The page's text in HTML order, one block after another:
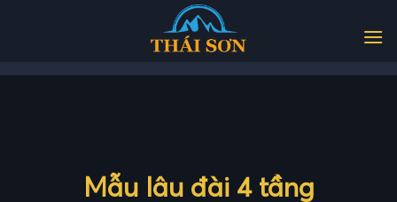
Mẫu lâu đài 4 tầng